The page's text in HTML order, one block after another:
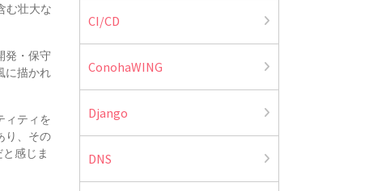
む壮大な
発・保守
に描かれ
ィティを
り、その
感じま
CI/CD
ConohaWING
Django
DNS